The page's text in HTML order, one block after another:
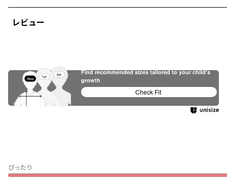
レビュー
ぴったり
Find recommended sizes tailored to your child's
growth
Check Fit